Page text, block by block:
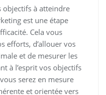
objectifs à atteindre
est une étape
Cela vous
efforts, d’allouer vos
et de mesurer les
à l’esprit vos objectifs
serez en mesure
et orientée vers